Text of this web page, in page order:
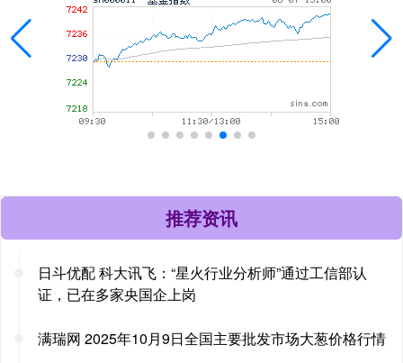
推荐资讯
日斗优配 科大讯飞：“星火行业分析师”通过工信部认
证，已在多家央国企上岗
满瑞网 2025年10月9日全国主要批发市场大葱价格行情